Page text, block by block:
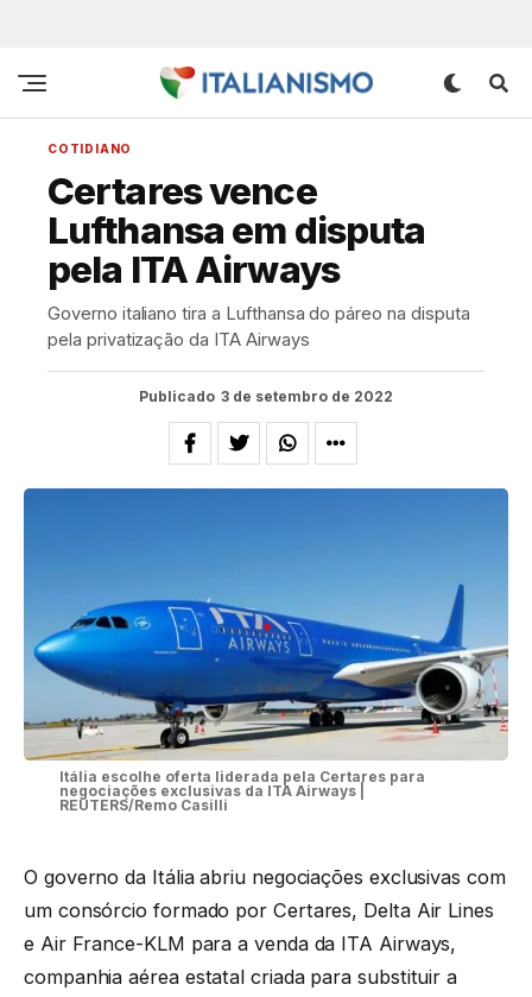
COTIDIANO
Certares vence
Lufthansa em disputa
pela ITA Airways
Governo italiano tira a Lufthansa do páreo na disputa
pela privatização da ITA Airways
Publicado 3 de setembro de 2022
Itália escolhe oferta liderada pela Certares para
negociações exclusivas da ITA Airways |
REUTERS/Remo Casilli
O governo da Itália abriu negociações exclusivas com
um consórcio formado por Certares, Delta Air Lines
e Air France-KLM para a venda da ITA Airways,
companhia aérea estatal criada para substituir a